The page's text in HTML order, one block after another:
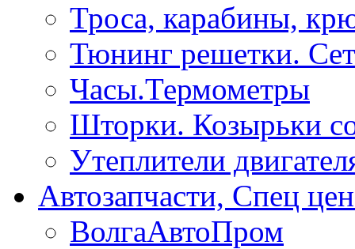
Троса, карабины,
Тюнинг решетки.
Часы.Термометры
Шторки. Козырьки
Утеплители
Автозапчасти, Спец
ВолгаАвтоПром